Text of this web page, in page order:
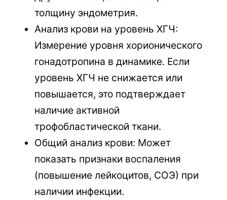
толщину эндометрия.
Анализ крови на уровень ХГЧ:
Измерение уровня хорионического
гонадотропина в динамике. Если
уровень ХГЧ не снижается или
повышается, это подтверждает
наличие активной
трофобластической ткани.
Общий анализ крови: Может
показать признаки воспаления
(повышение лейкоцитов, СОЭ) при
наличии инфекции.